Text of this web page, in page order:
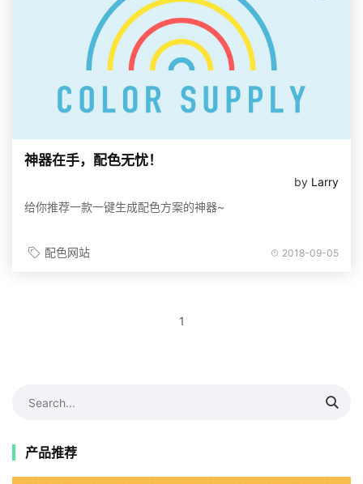
神器在手，配色无忧！
by Larry
给你推荐一款一键生成配色方案的神器~
配色网站 2018-09-05
1
产品推荐